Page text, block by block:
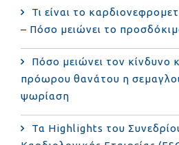
Τι είναι το
– Πόσο μειώνει το
Πόσο μειώνει τον κίνδυνο
πρόωρου θανάτου η
ψωρίαση
Τα Highlights του